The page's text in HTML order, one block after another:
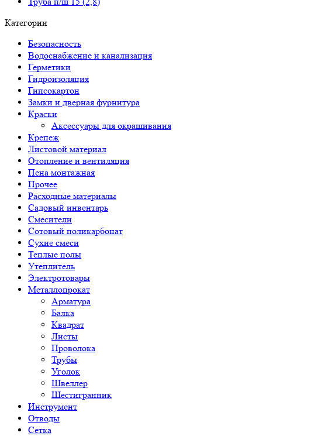
Категории
Безопасность
Водоснабжение и канализация
Герметики
Гидроизоляция
Гипсокартон
Замки и дверная фурнитура
Краски
Аксессуары для окрашивания
Крепеж
Листовой материал
Отопление и вентиляция
Пена монтажная
Прочее
Расходные материалы
Садовый инвентарь
Смесители
Сотовый поликарбонат
Сухие смеси
Теплые полы
Утеплитель
Электротовары
Металлопрокат
Арматура
Балка
Квадрат
Листы
Проволока
Трубы
Уголок
Швеллер
Шестигранник
Инструмент
Отводы
Сетка